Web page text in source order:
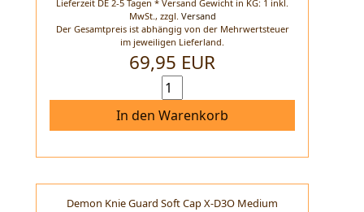
Lieferzeit DE 2-5 Tagen * Versand Gewicht in KG: 1 inkl.
MwSt., zzgl. Versand
Der Gesamtpreis ist abhängig von der Mehrwertsteuer
im jeweiligen Lieferland.
69,95 EUR
In den Warenkorb
Demon Knie Guard Soft Cap X-D3O Medium